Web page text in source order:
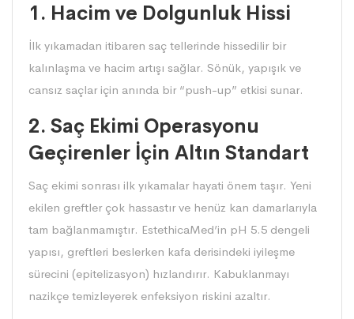
1. Hacim ve Dolgunluk Hissi
İlk yıkamadan itibaren saç tellerinde hissedilir bir
kalınlaşma ve hacim artışı sağlar. Sönük, yapışık ve
cansız saçlar için anında bir “push-up” etkisi sunar.
2. Saç Ekimi Operasyonu
Geçirenler İçin Altın Standart
Saç ekimi sonrası ilk yıkamalar hayati önem taşır. Yeni
ekilen greftler çok hassastır ve henüz kan damarlarıyla
tam bağlanmamıştır. EstethicaMed’in pH 5.5 dengeli
yapısı, greftleri beslerken kafa derisindeki iyileşme
sürecini (epitelizasyon) hızlandırır. Kabuklanmayı
nazikçe temizleyerek enfeksiyon riskini azaltır.